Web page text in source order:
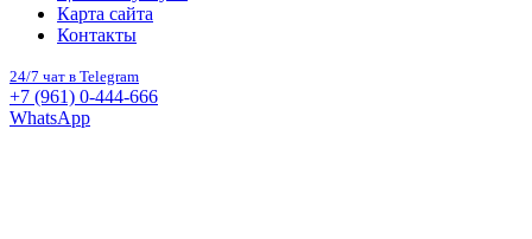
Карта сайта
Контакты
24/7 чат в Telegram
+7 (961) 0-444-666
WhatsApp